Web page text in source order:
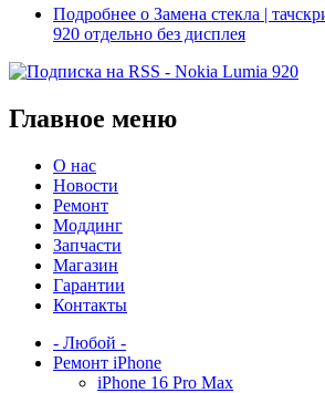
Подробнее о Замена стекла |
920 отдельно без дисплея
Главное меню
О нас
Новости
Ремонт
Моддинг
Запчасти
Магазин
Гарантии
Контакты
- Любой -
Ремонт iPhone
iPhone 16 Pro Max